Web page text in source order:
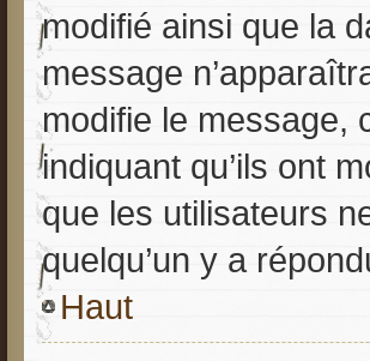
modifié ainsi que la
message
modifie le message,
indiquant qu’ils ont
que les utilisateurs
quelqu’un y a
Haut